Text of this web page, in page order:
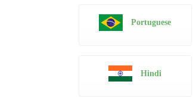
Portuguese
Hindi